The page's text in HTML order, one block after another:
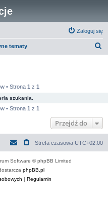
Zaloguj się
tematy
• Strona 1 z 1
szukania.
• Strona 1 z 1
Przejdź do
Strefa czasowa UTC+02:00
Software © phpBB Limited
phpBB.pl
| Regulamin